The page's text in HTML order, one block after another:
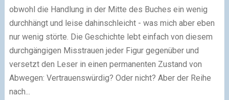
obwohl die Handlung in der Mitte des Buches ein wenig
durchhängt und leise dahinschleicht - was mich aber eben
nur wenig störte. Die Geschichte lebt einfach von diesem
durchgängigen Misstrauen jeder Figur gegenüber und
versetzt den Leser in einen permanenten Zustand von
Abwegen: Vertrauenswürdig? Oder nicht? Aber der Reihe
nach...